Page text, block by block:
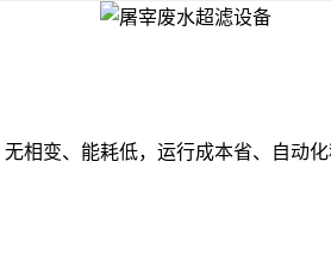
相变、能耗低，运行成本省、自动